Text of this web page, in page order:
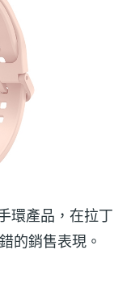
環產品，在拉丁
的銷售表現。